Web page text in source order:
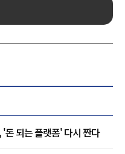
돈 되는 플랫폼' 다시 짠다